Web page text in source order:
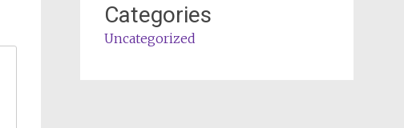
Categories
Uncategorized